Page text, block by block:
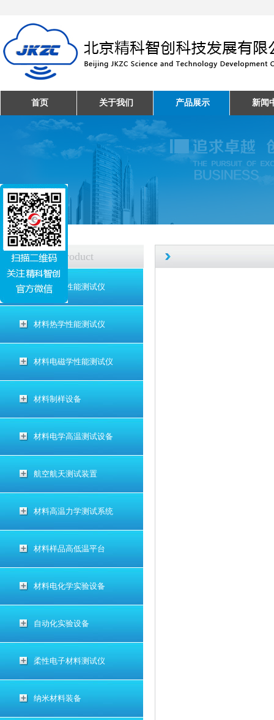
首页 关于我们 产品展示 新闻
产品中心 Product
材料电学性能测试仪
材料热学性能测试仪
材料电磁学性能测试仪
材料制样设备
材料电学高温测试设备
航空航天测试装置
材料高温力学测试系统
材料样品高低温平台
材料电化学实验设备
自动化实验设备
柔性电子材料测试仪
纳米材料装备